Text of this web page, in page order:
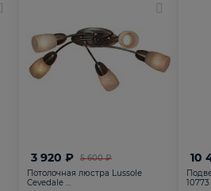
5 600 ₽
3 920 ₽
Потолочная люстра Lussole
Cevedale ...
10
10773